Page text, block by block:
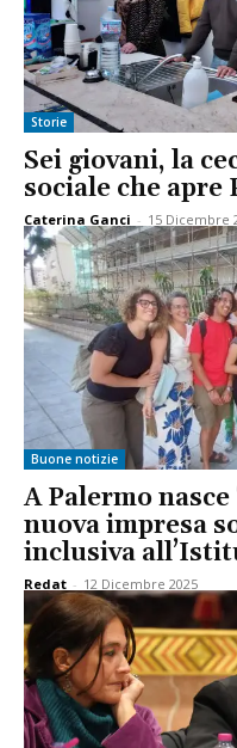
Storie
Sei giovani, la
sociale che apre
Caterina Ganci - 15 Dicembre
Buone notizie
A Palermo
nuova impresa
inclusiva
Redat - 12 Dicembre 2025